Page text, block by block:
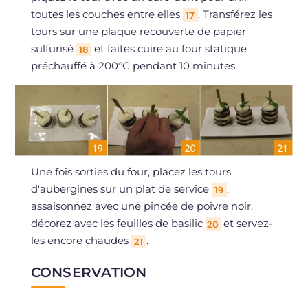
toutes les couches entre elles 17 . Transférez les
tours sur une plaque recouverte de papier
sulfurisé 18 et faites cuire au four statique
préchauffé à 200°C pendant 10 minutes.
Une fois sorties du four, placez les tours
d'aubergines sur un plat de service 19 ,
assaisonnez avec une pincée de poivre noir,
décorez avec les feuilles de basilic 20 et servez-
les encore chaudes 21 .
CONSERVATION